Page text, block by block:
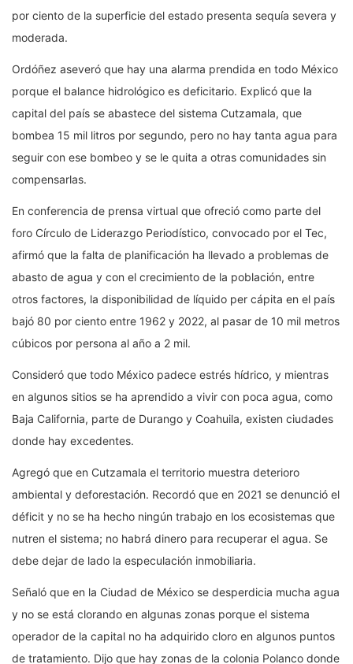
por ciento de la superficie del estado presenta sequía severa y
moderada.
Ordóñez aseveró que hay una alarma prendida en todo México
porque el balance hidrológico es deficitario. Explicó que la
capital del país se abastece del sistema Cutzamala, que
bombea 15 mil litros por segundo, pero no hay tanta agua para
seguir con ese bombeo y se le quita a otras comunidades sin
compensarlas.
En conferencia de prensa virtual que ofreció como parte del
foro Círculo de Liderazgo Periodístico, convocado por el Tec,
afirmó que la falta de planificación ha llevado a problemas de
abasto de agua y con el crecimiento de la población, entre
otros factores, la disponibilidad de líquido per cápita en el país
bajó 80 por ciento entre 1962 y 2022, al pasar de 10 mil metros
cúbicos por persona al año a 2 mil.
Consideró que todo México padece estrés hídrico, y mientras
en algunos sitios se ha aprendido a vivir con poca agua, como
Baja California, parte de Durango y Coahuila, existen ciudades
donde hay excedentes.
Agregó que en Cutzamala el territorio muestra deterioro
ambiental y deforestación. Recordó que en 2021 se denunció el
déficit y no se ha hecho ningún trabajo en los ecosistemas que
nutren el sistema; no habrá dinero para recuperar el agua. Se
debe dejar de lado la especulación inmobiliaria.
Señaló que en la Ciudad de México se desperdicia mucha agua
y no se está clorando en algunas zonas porque el sistema
operador de la capital no ha adquirido cloro en algunos puntos
de tratamiento. Dijo que hay zonas de la colonia Polanco donde